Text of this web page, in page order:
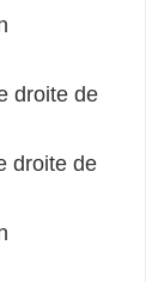
droite de
droite de